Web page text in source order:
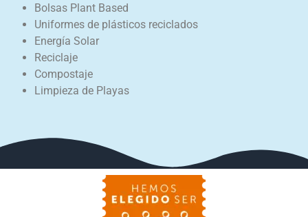
Bolsas Plant Based
Uniformes de plásticos reciclados
Energía Solar
Reciclaje
Compostaje
Limpieza de Playas